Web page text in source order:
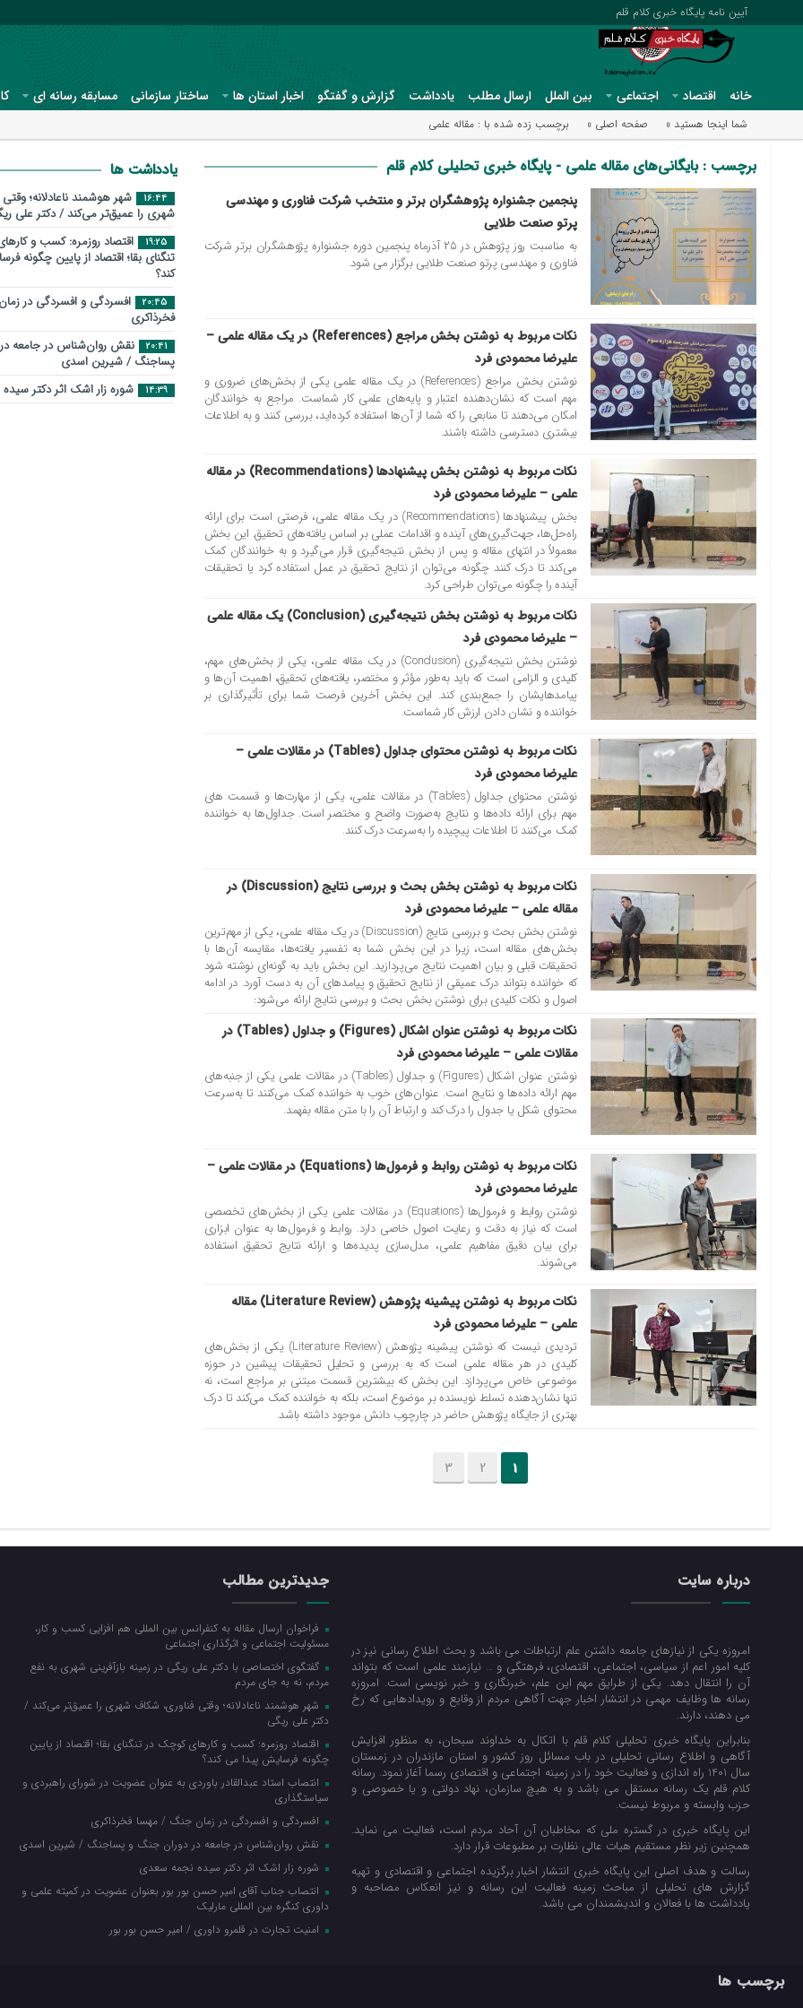
آیین نامه پایگاه خبری کلام قلم
خانه اقتصاد اجتماعی بین الملل ارسال مطلب یادداشت گزارش و گفتگو اخبار استان ها ساختار سازمانی مسابقه رسانه ای
شما اینجا هستید »
صفحه اصلی » برچسب زده شده با : مقاله علمی
برچسب : بایگانی‌های مقاله علمی - پایگاه خبری تحلیلی کلام قلم
01 دسامبر 2025
پنجمین جشنواره پژوهشگران برتر و منتخب شرکت فناوری و مهندسی
پرتو صنعت طلایی
به مناسبت روز پژوهش در ۲۵ آذرماه پنجمین دوره جشنواره پژوهشگران برتر شرکت
فناوری و مهندسی پرتو صنعت طلایی برگزار می شود.
30 مارس 2025
نکات مربوط به نوشتن بخش مراجع (References) در یک مقاله علمی –
علیرضا محمودی فرد
نوشتن بخش مراجع (References) در یک مقاله علمی یکی از بخش‌های ضروری و
مهم است که نشان‌دهنده اعتبار و پایه‌های علمی کار شماست. مراجع به خوانندگان
امکان می‌دهند تا منابعی را که شما از آن‌ها استفاده کرده‌اید، بررسی کنند و به اطلاعات
بیشتری دسترسی داشته باشند.
نکات مربوط به نوشتن بخش پیشنهادها (Recommendations) در مقاله
علمی – علیرضا محمودی فرد
بخش پیشنهادها (Recommendations) در یک مقاله علمی، فرصتی است برای ارائه
راه‌حل‌ها، جهت‌گیری‌های آینده و اقدامات عملی بر اساس یافته‌های تحقیق. این بخش
معمولاً در انتهای مقاله و پس از بخش نتیجه‌گیری قرار می‌گیرد و به خوانندگان کمک
می‌کند تا درک کنند چگونه می‌توان از نتایج تحقیق در عمل استفاده کرد یا تحقیقات
آینده را چگونه می‌توان طراحی کرد.
نکات مربوط به نوشتن بخش نتیجه‌گیری (Conclusion) یک مقاله علمی
– علیرضا محمودی فرد
نوشتن بخش نتیجه‌گیری (Conclusion) در یک مقاله علمی، یکی از بخش‌های مهم،
کلیدی و الزامی است که باید به‌طور مؤثر و مختصر، یافته‌های تحقیق، اهمیت آن‌ها و
پیامدهایشان را جمع‌بندی کند. این بخش آخرین فرصت شما برای تأثیرگذاری بر
خواننده و نشان دادن ارزش کار شماست.
نکات مربوط به نوشتن محتوای جداول (Tables) در مقالات علمی –
علیرضا محمودی فرد
نوشتن محتوای جداول (Tables) در مقالات علمی، یکی از مهارت‌ها و قسمت های
مهم برای ارائه داده‌ها و نتایج به‌صورت واضح و مختصر است. جداول‌ها به خواننده
کمک می‌کنند تا اطلاعات پیچیده را به‌سرعت درک کنند.
نکات مربوط به نوشتن بخش بحث و بررسی نتایج (Discussion) در
مقاله علمی – علیرضا محمودی فرد
نوشتن بخش بحث و بررسی نتایج (Discussion) در یک مقاله علمی، یکی از مهم‌ترین
بخش‌های مقاله است، زیرا در این بخش شما به تفسیر یافته‌ها، مقایسه آن‌ها با
تحقیقات قبلی و بیان اهمیت نتایج می‌پردازید. این بخش باید به گونه‌ای نوشته شود
که خواننده بتواند درک عمیقی از نتایج تحقیق و پیامدهای آن به دست آورد. در ادامه
اصول و نکات کلیدی برای نوشتن بخش بحث و بررسی نتایج ارائه می‌شود:
26 مارس 2025
نکات مربوط به نوشتن عنوان اشکال (Figures) و جداول (Tables) در
مقالات علمی – علیرضا محمودی فرد
نوشتن عنوان اشکال (Figures) و جداول (Tables) در مقالات علمی یکی از جنبه‌های
مهم ارائه داده‌ها و نتایج است. عنوان‌های خوب به خواننده کمک می‌کنند تا به‌سرعت
محتوای شکل یا جدول را درک کند و ارتباط آن را با متن مقاله بفهمد.
نکات مربوط به نوشتن روابط و فرمول‌ها (Equations) در مقالات علمی –
علیرضا محمودی فرد
نوشتن روابط و فرمول‌ها (Equations) در مقالات علمی یکی از بخش‌های تخصصی
است که نیاز به دقت و رعایت اصول خاصی دارد. روابط و فرمول‌ها به عنوان ابزاری
برای بیان دقیق مفاهیم علمی، مدل‌سازی پدیده‌ها و ارائه نتایج تحقیق استفاده
می‌شوند.
نکات مربوط به نوشتن پیشینه پژوهش (Literature Review) مقاله
علمی – علیرضا محمودی فرد
تردیدی نیست که نوشتن پیشینه پژوهش (Literature Review) یکی از بخش‌های
کلیدی در هر مقاله علمی است که به بررسی و تحلیل تحقیقات پیشین در حوزه
موضوعی خاص می‌پردازد. این بخش که بیشترین قسمت مبتنی بر مراجع است، نه
تنها نشان‌دهنده تسلط نویسنده بر موضوع است، بلکه به خواننده کمک می‌کند تا درک
بهتری از جایگاه پژوهش حاضر در چارچوب دانش موجود داشته باشد.
1
2
3
یادداشت ها
16:44
شهر هوشمند ناعادلانه؛
شهری را عمیق‌تر می‌کند / دکتر علی
19:25
اقتصاد روزمره: کسب‌ و
تنگنای بقا؛ اقتصاد از پایین چگونه
کند؟
20:45
افسردگی و افسردگی در
فخرذاکری
20:41
نقش روان‌شناس در جامعه
پساجنگ / شیرین اسدی
14:39 شوره زار اشک اثر دکتر
درباره سایت
امروزه یکی از نیازهای جامعه داشتن علم ارتباطات می باشد و بحث اطلاع رسانی نیز در
کلیه امور اعم از سیاسی، اجتماعی، اقتصادی، فرهتگی و … نیازمند علمی است که بتواند
آن را انتقال دهد. یکی از طرایق مهم این علم، خبرنگاری و خبر نویسی است. امروزه
رسانه ها وظایف مهمی در انتشار اخبار جهت آگاهی مردم از وقایع و رویدادهایی که رخ
می دهند، دارند.
بنابراین پایگاه خبری تحلیلی کلام قلم با اتکال به خداوند سبحان، به منظور افزایش
آگاهی و اطلاع رسانی تحلیلی در باب مسائل روز کشور و استان مازندران در زمستان
سال 1401 راه اندازی و فعالیت خود را در زمینه اجتماعی و اقتصادی رسما آغاز نمود. رسانه
کلام قلم یک رسانه مستقل می باشد و به هیچ سازمان، نهاد دولتی و یا خصوصی و
حزب وابسته و مربوط نیست.
این پایگاه خبری در گستره ملی که مخاطبان آن آحاد مردم است، فعالیت می نماید.
همچنین زیر نظر مستقیم هیات عالی نظارت بر مطبوعات قرار دارد.
رسالت و هدف اصلی این پایگاه خبری انتشار اخبار برگزیده اجتماعی و اقتصادی و تهیه
گزارش های تحلیلی از مباحث زمینه فعالیت این رسانه و نیز انعکاس مصاحبه و
یادداشت ها با فعالان و اندیشمندان می باشد.
جدیدترین مطالب
فراخوان ارسال مقاله به کنفرانس بین المللی هم افزایی کسب و کار،
مسئولیت اجتماعی و اثرگذاری اجتماعی
گفتگوی اختصاصی با دکتر علی ریگی در زمینه بازآفرینی شهری به نفع
مردم، نه به جای مردم
شهر هوشمند ناعادلانه؛ وقتی فناوری، شکاف شهری را عمیق‌تر می‌کند /
دکتر علی ریگی
اقتصاد روزمره: کسب‌ و کارهای کوچک در تنگنای بقا؛ اقتصاد از پایین
چگونه فرسایش پیدا می کند؟
انتصاب استاد عبدالقادر باوردی به عنوان عضویت در شورای راهبردی و
سیاستگذاری
افسردگی و افسردگی در زمان جنگ / مهسا فخرذاکری
نقش روان‌شناس در جامعه در دوران جنگ و پساجنگ / شیرین اسدی
شوره زار اشک اثر دکتر سیده نجمه سعدی
انتصاب جناب آقای امیر حسن بور بور بعنوان عضویت در کمیته علمی و
داوری کنگره بین المللی مارلیک
امنیت تجارت در قلمرو داوری / امیر حسن بور بور
برچسب ها